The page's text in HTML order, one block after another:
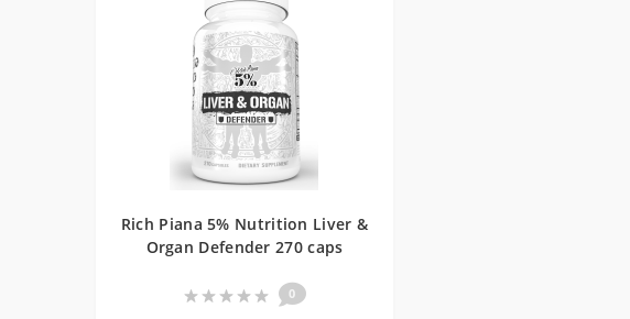
Rich Piana 5% Nutrition Liver &
Organ Defender 270 caps
0